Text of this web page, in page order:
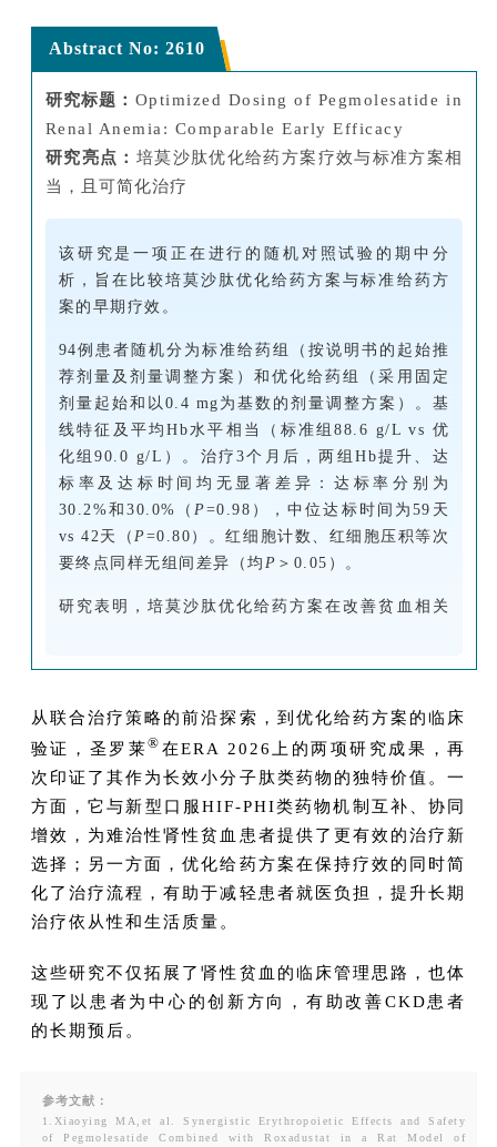
Abstract No: 2610
研究标题： Optimized Dosing of Pegmolesatide in
Renal Anemia: Comparable Early Efficacy
研究亮点： 培莫沙肽优化给药方案疗效与标准方案相
当，且可简化治疗
该研究是一项正在进行的随机对照试验的期中分
析，旨在比较培莫沙肽优化给药方案与标准给药方
案的早期疗效。
94例患者随机分为标准给药组（按说明书的起始推
荐剂量及剂量调整方案）和优化给药组（采用固定
剂量起始和以0.4 mg为基数的剂量调整方案）。基
线特征及平均Hb水平相当（标准组88.6 g/L vs 优
化组90.0 g/L）。治疗3个月后，两组Hb提升、达
标率及达标时间均无显著差异：达标率分别为
30.2%和30.0%（P=0.98），中位达标时间为59天
vs 42天（P=0.80）。红细胞计数、红细胞压积等次
要终点同样无组间差异（均 P ＞0.05）。
研究表明，培莫沙肽优化给药方案在改善贫血相关
从联合治疗策略的前沿探索，到优化给药方案的临床
验证，圣罗莱® 在ERA 2026上的两项研究成果，再
次印证了其作为长效小分子肽类药物的独特价值。一
方面，它与新型口服HIF-PHI类药物机制互补、协同
增效，为难治性肾性贫血患者提供了更有效的治疗新
选择；另一方面，优化给药方案在保持疗效的同时简
化了治疗流程，有助于减轻患者就医负担，提升长期
治疗依从性和生活质量。
这些研究不仅拓展了肾性贫血的临床管理思路，也体
现了以患者为中心的创新方向，有助改善CKD患者
的长期预后。
参考文献：
1.Xiaoying MA,et al. Synergistic Erythropoietic Effects and Safety
of Pegmolesatide Combined with Roxadustat in a Rat Model of